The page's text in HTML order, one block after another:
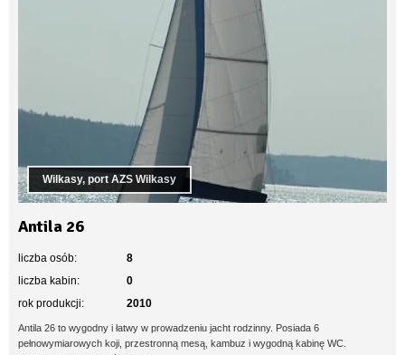
Wilkasy, port AZS Wilkasy
Antila 26
liczba osób:
8
liczba kabin:
0
rok produkcji:
2010
Antila 26 to wygodny i łatwy w prowadzeniu jacht rodzinny. Posiada 6
pełnowymiarowych koji, przestronną mesą, kambuz i wygodną kabinę WC.